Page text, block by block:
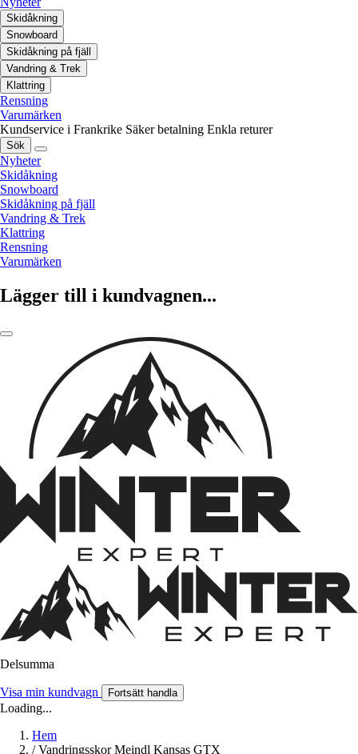
Skidåkning
Snowboard
Skidåkning på fjäll
Vandring & Trek
Klattring
Rensning
Varumärken
Kundservice i Frankrike Säker betalning Enkla returer
Sök
Nyheter
Skidåkning
Snowboard
Skidåkning på fjäll
Vandring & Trek
Klattring
Rensning
Varumärken
Lägger till i kundvagnen...
Delsumma
Visa min kundvagn Fortsätt handla
Loading...
Hem
/ Vandringsskor Meindl Kansas GTX